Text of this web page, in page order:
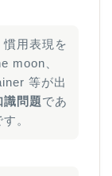
用表現を
moon、
等が出
問題であ
。